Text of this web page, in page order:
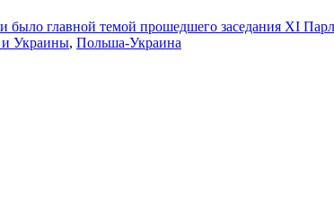
было главной темой прошедшего заседания XI
и Украины, Польша-Украина